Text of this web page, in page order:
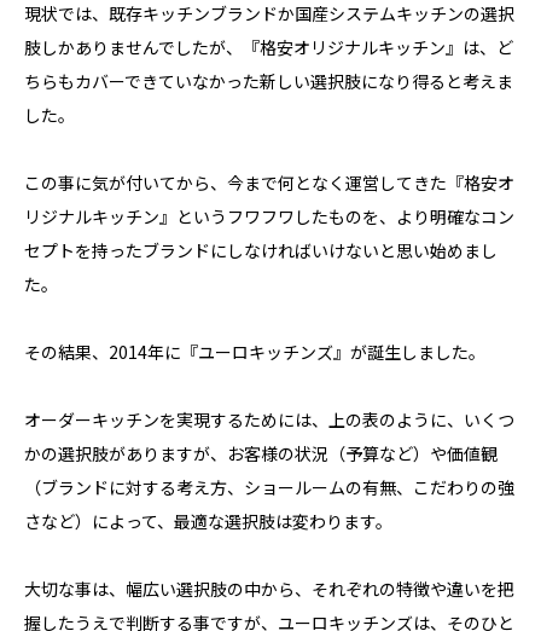
現状では、既存キッチンブランドか国産システムキッチンの選択
肢しかありませんでしたが、『格安オリジナルキッチン』は、ど
ちらもカバーできていなかった新しい選択肢になり得ると考えま
した。
この事に気が付いてから、今まで何となく運営してきた『格安オ
リジナルキッチン』というフワフワしたものを、より明確なコン
セプトを持ったブランドにしなければいけないと思い始めまし
た。
その結果、2014年に『ユーロキッチンズ』が誕生しました。
オーダーキッチンを実現するためには、上の表のように、いくつ
かの選択肢がありますが、お客様の状況（予算など）や価値観
（ブランドに対する考え方、ショールームの有無、こだわりの強
さなど）によって、最適な選択肢は変わります。
大切な事は、幅広い選択肢の中から、それぞれの特徴や違いを把
握したうえで判断する事ですが、ユーロキッチンズは、そのひと